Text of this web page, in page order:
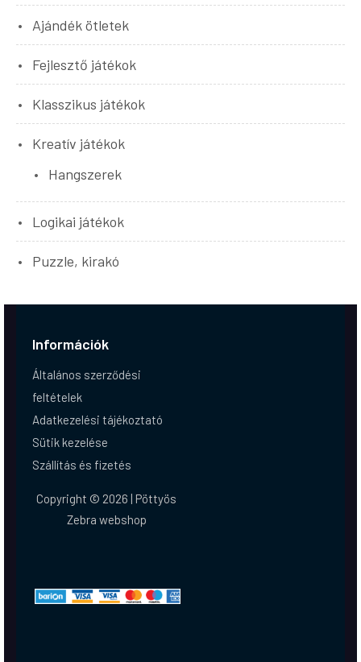
Ajándék ötletek
Fejlesztő játékok
Klasszikus játékok
Kreatív játékok
Hangszerek
Logikai játékok
Puzzle, kirakó
Információk
Általános szerződési
feltételek
Adatkezelési tájékoztató
Sütik kezelése
Szállítás és fizetés
Copyright © 2026 | Pöttyös
Zebra webshop